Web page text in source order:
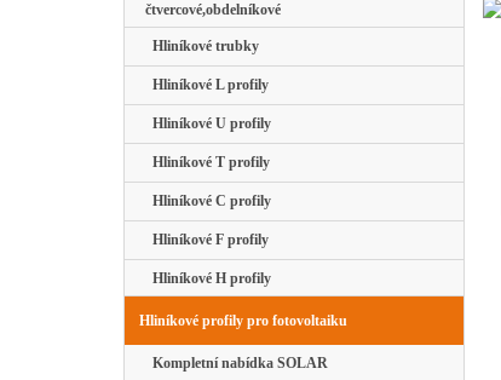
čtvercové,obdelníkové
Hliníkové trubky
Hliníkové L profily
Hliníkové U profily
Hliníkové T profily
Hliníkové C profily
Hliníkové F profily
Hliníkové H profily
Hliníkové profily pro fotovoltaiku
Kompletní nabídka SOLAR